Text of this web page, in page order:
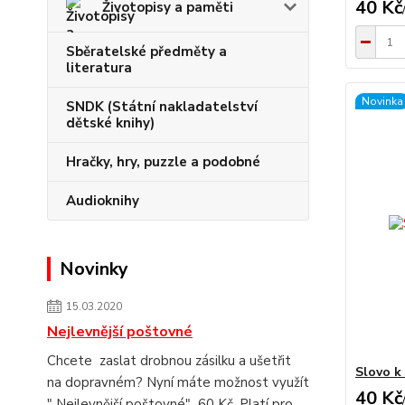
Životopisy a paměti
Sběratelské předměty a
literatura
SNDK (Státní nakladatelství
dětské knihy)
Hračky, hry, puzzle a podobné
Audioknihy
Novinky
15.03.2020
Nejlevnější poštovné
Chcete zaslat drobnou zásilku a ušetřit
na dopravném? Nyní máte možnost využít
40 Kč/
Novinka
Slovo
40 Kč/